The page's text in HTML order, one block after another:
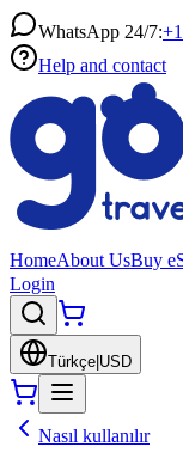
WhatsApp 24/7:
Help and contact
HomeAbout UsBuy
Login
Türkçe USD
Nasıl kullanılır